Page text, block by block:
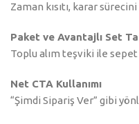
Zaman kısıtı, karar sürecini
Paket ve Avantajlı Set
Toplu alım teşviki ile sepet
Net CTA Kullanımı
“Şimdi Sipariş Ver” gibi